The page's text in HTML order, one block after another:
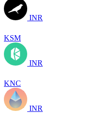
INR
KSM
INR
KNC
INR